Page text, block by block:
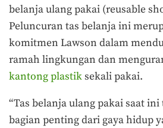
belanja ulang pakai (reusable
Peluncuran tas belanja ini
komitmen Lawson dalam
ramah lingkungan dan
kantong plastiksekali pakai.
“Tas belanja ulang pakai saat
bagian penting dari gaya hidup